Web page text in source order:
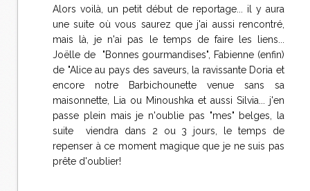
Alors voilà, un petit début de reportage... il y aura
une suite où vous saurez que j'ai aussi rencontré,
mais là, je n'ai pas le temps de faire les liens...
Joëlle de "Bonnes gourmandises", Fabienne (enfin)
de "Alice au pays des saveurs, la ravissante Doria et
encore notre Barbichounette venue sans sa
maisonnette, Lia ou Minoushka et aussi Silvia... j'en
passe plein mais je n'oublie pas "mes" belges, la
suite viendra dans 2 ou 3 jours, le temps de
repenser à ce moment magique que je ne suis pas
prête d'oublier!